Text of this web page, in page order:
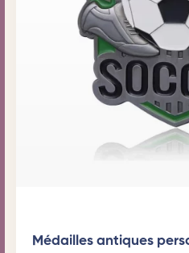
Médailles antiques